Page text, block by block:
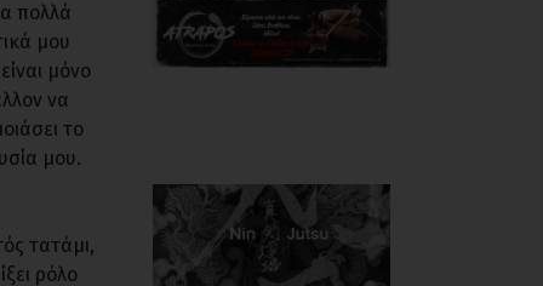
πολλά
μου
μόνο
να
το
μου.
τατάμι,
ρόλο